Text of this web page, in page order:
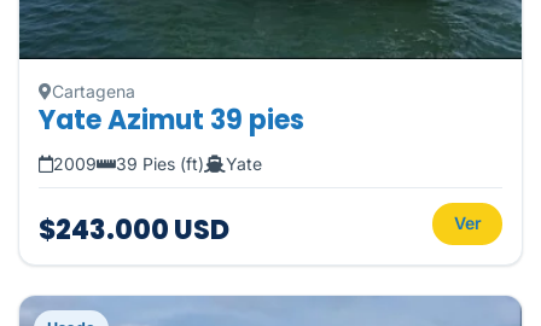
Cartagena
Yate Azimut 39 pies
2009 39 Pies (ft) Yate
$243.000 USD Ver